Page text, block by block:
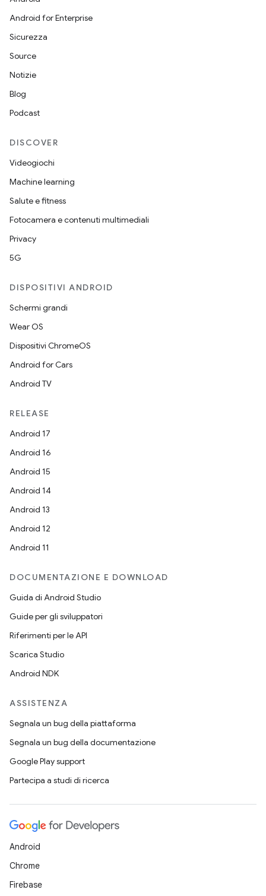
Android for Enterprise
Sicurezza
Source
Notizie
Blog
Podcast
DISCOVER
Videogiochi
Machine learning
Salute e fitness
Fotocamera e contenuti multimediali
Privacy
5G
DISPOSITIVI ANDROID
Schermi grandi
Wear OS
Dispositivi ChromeOS
Android for Cars
Android TV
RELEASE
Android 17
Android 16
Android 15
Android 14
Android 13
Android 12
Android 11
DOCUMENTAZIONE E DOWNLOAD
Guida di Android Studio
Guide per gli sviluppatori
Riferimenti per le API
Scarica Studio
Android NDK
ASSISTENZA
Segnala un bug della piattaforma
Segnala un bug della documentazione
Google Play support
Partecipa a studi di ricerca
Android
Chrome
Firebase